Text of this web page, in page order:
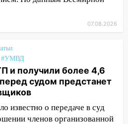
авария в Ульяновске
квартиры и ограбил:
ограничат движение
готовы
если им
07.08.2026
#УМВД
и получили более 4,6
судом предстанет
известно о передаче в суд
членов организованной